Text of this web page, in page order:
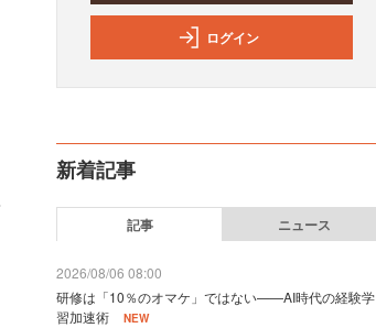
ログイン
新着記事
記事 ニュース
2026/08/06 08:00
研修は「10％のオマケ」ではない——AI時代の経験学
習加速術
NEW